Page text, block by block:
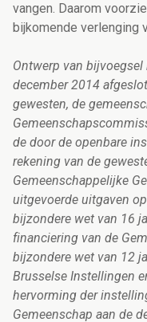
vangen. Daarom
bijkomende verlenging
Ontwerp van
december 2014
gewesten, de
de door de openbare
rekening van de
Gemeenschappelijke
uitgevoerde uitgaven
bijzondere wet van 16
financiering van de
bijzondere wet van 12
Brusselse Instellingen
hervorming der
Gemeenschap aan de